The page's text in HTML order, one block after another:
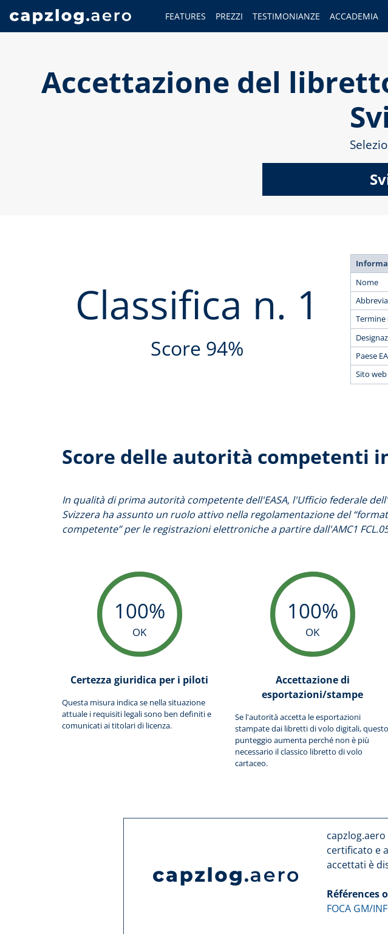
FEATURES PREZZI TESTIMONIANZE ACCADEMIA
Accettazione del
Classifica n. 1
Score 94%
Nome
Termine
Paese
Sito web
Score delle autorità competenti
In qualità di prima autorità competente dell'EASA, l'Ufficio federale
Svizzera ha assunto un ruolo attivo nella regolamentazione del
competente” per le registrazioni elettroniche a partire dall'AMC1
100%
OK
Certezza giuridica per i piloti
Questa misura indica se nella situazione
attuale i requisiti legali sono ben definiti e
comunicati ai titolari di licenza.
100%
OK
Accettazione di
esportazioni/stampe
Se l'autorità accetta le esportazioni
stampate dai libretti di volo digitali, questo
punteggio aumenta perché non è più
necessario il classico libretto di volo
cartaceo.
certificato e
accettati è
Références
FOCA GM/